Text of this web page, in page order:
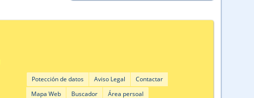
Potección de datos Aviso Legal
Contactar
Mapa Web
Buscador Área persoal